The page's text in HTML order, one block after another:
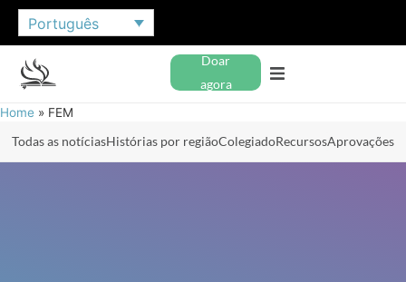
Português
Doar
agora
Home » FEM
Todas as notíciasHistórias por regiãoColegiadoRecursosAprovações